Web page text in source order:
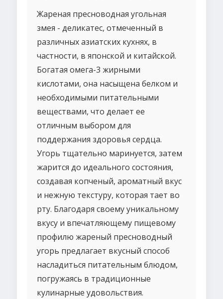
Жареная пресноводная угольная
змея - деликатес, отмеченный в
различных азиатских кухнях, в
частности, в японской и китайской.
Богатая омега-3 жирными
кислотами, она насыщена белком и
необходимыми питательными
веществами, что делает ее
отличным выбором для
поддержания здоровья сердца.
Угорь тщательно маринуется, затем
жарится до идеального состояния,
создавая копченый, ароматный вкус
и нежную текстуру, которая тает во
рту. Благодаря своему уникальному
вкусу и впечатляющему пищевому
профилю жареный пресноводный
угорь предлагает вкусный способ
насладиться питательным блюдом,
погружаясь в традиционные
кулинарные удовольствия.